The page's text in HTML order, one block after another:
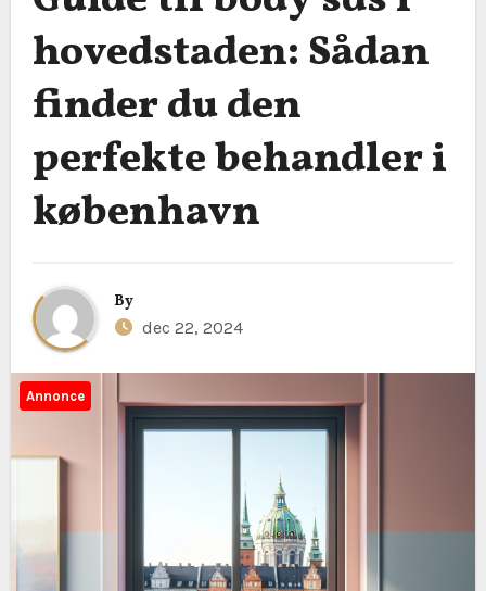
hovedstaden: Sådan
finder du den
perfekte behandler i
københavn
By
dec 22, 2024
Annonce